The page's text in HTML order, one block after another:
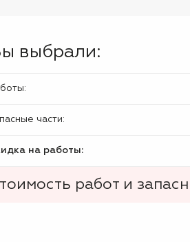
выбрали:
части:
на работы:
работ и